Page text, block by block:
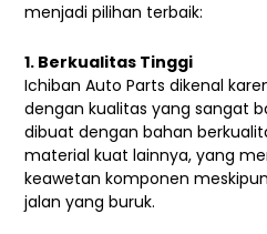
menjadi pilihan terbaik:
1. Berkualitas Tinggi
Ichiban Auto Parts dikenal
dengan kualitas yang sangat
dibuat dengan bahan
material kuat lainnya, yang
keawetan komponen
jalan yang buruk.